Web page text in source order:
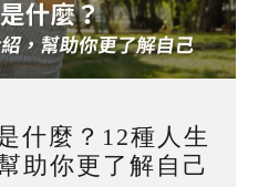
什麼？12種人生
助你更了解自己